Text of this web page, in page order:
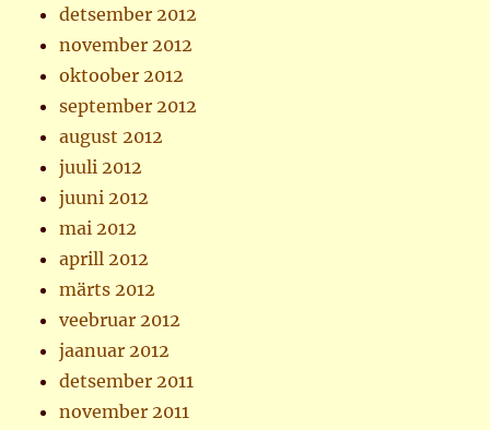
detsember 2012
november 2012
oktoober 2012
september 2012
august 2012
juuli 2012
juuni 2012
mai 2012
aprill 2012
märts 2012
veebruar 2012
jaanuar 2012
detsember 2011
november 2011